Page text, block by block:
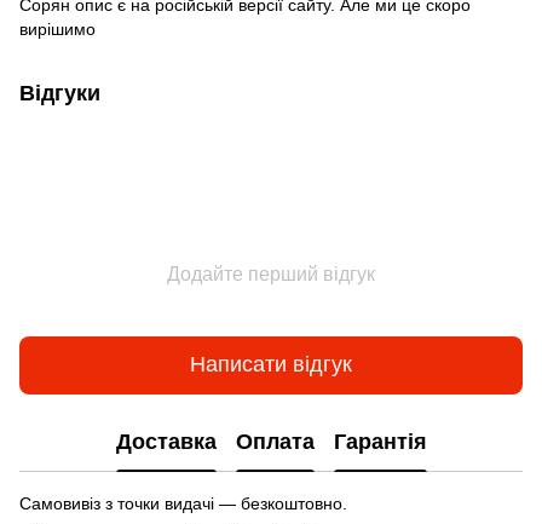
Сорян опис є на російській версії сайту. Але ми це скоро
вирішимо
Відгуки
Додайте перший відгук
Написати відгук
Доставка Оплата Гарантія
Самовивіз з точки видачі — безкоштовно.